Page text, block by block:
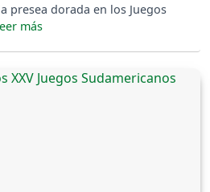
presea dorada en los Juegos